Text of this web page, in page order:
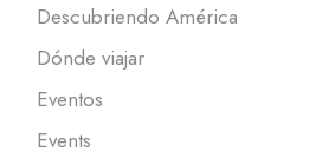
Descubriendo América
Dónde viajar
Eventos
Events